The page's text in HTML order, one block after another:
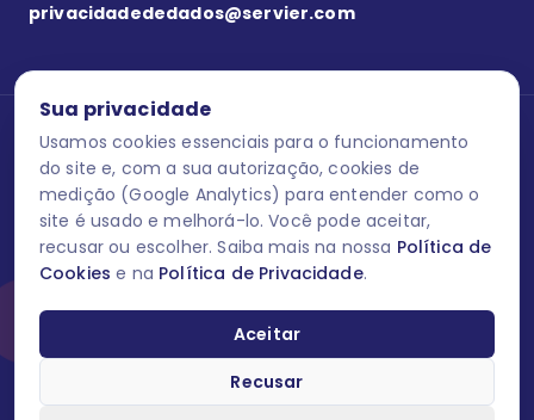
Sua privacidade
Usamos cookies essenciais para o funcionamento
do site e, com a sua autorização, cookies de
medição (Google Analytics) para entender como o
site é usado e melhorá-lo. Você pode aceitar,
recusar ou escolher. Saiba mais na nossa Política de
Cookies e na Política de Privacidade.
Aceitar
Recusar
privacidadededados@servier.com
Se estiver no programa semprecuidando, comunique aquiuma
reação adversa com os produtos Servier. Este site contém
informações para o público leigo e para os profissionais de saúde
do Brasil habilitados a prescrever medicamentos. M-AS ONE-BR-
202606-00013 / Agosto 2026.
O laboratório Servier do Brasil respeita os seus dados! Caso deseje
dados pessoais você pode fazê-lo a qualquer momento entrando
em contato através do site www.semprecuidando.com.br na opção
fale conosco.